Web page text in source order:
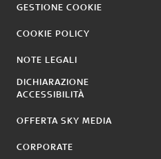
GESTIONE COOKIE
COOKIE POLICY
NOTE LEGALI
DICHIARAZIONE
ACCESSIBILITÀ
OFFERTA SKY MEDIA
CORPORATE